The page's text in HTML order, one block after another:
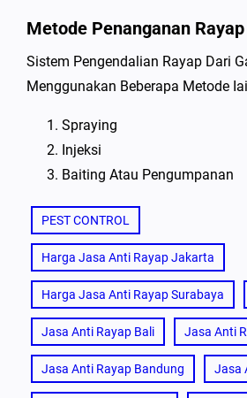
Metode Penanganan
Sistem Pengendalian Rayap Dari
Menggunakan Beberapa Metode
Spraying
Injeksi
Baiting Atau Pengumpanan
PEST CONTROL
Harga Jasa Anti Rayap Jakarta
Harga Jasa Anti Rayap Surabaya
Jasa Anti Rayap Bali Jasa Anti
Jasa Anti Rayap Bandung Jasa